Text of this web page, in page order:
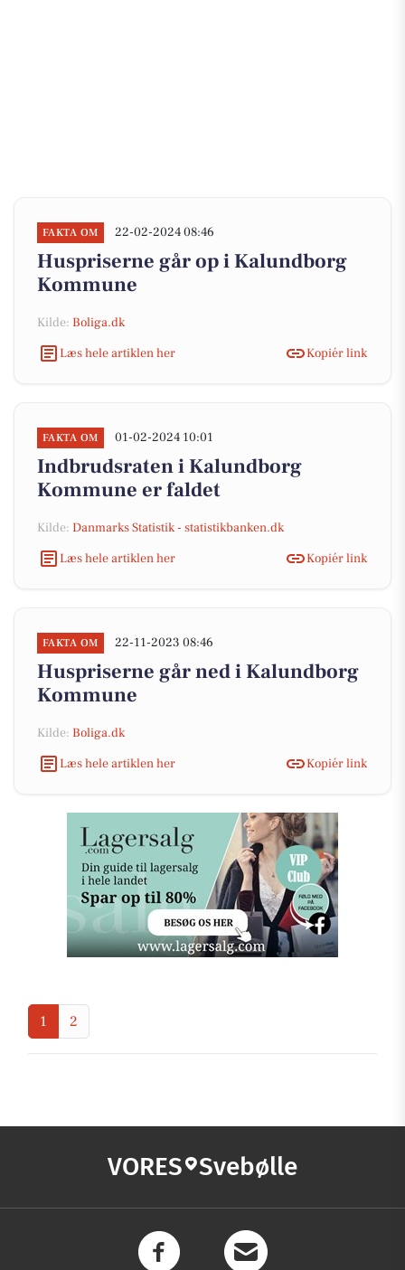
FAKTA OM 22-02-2024 08:46
Huspriserne går op i Kalundborg
Kommune
Kilde: Boliga.dk
Læs hele artiklen her
Kopiér link
FAKTA OM 01-02-2024 10:01
Indbrudsraten i Kalundborg
Kommune er faldet
Kilde: Danmarks Statistik - statistikbanken.dk
Læs hele artiklen her
Kopiér link
FAKTA OM 22-11-2023 08:46
Huspriserne går ned i Kalundborg
Kommune
Kilde: Boliga.dk
Læs hele artiklen her
Kopiér link
1 2
VORES Svebølle